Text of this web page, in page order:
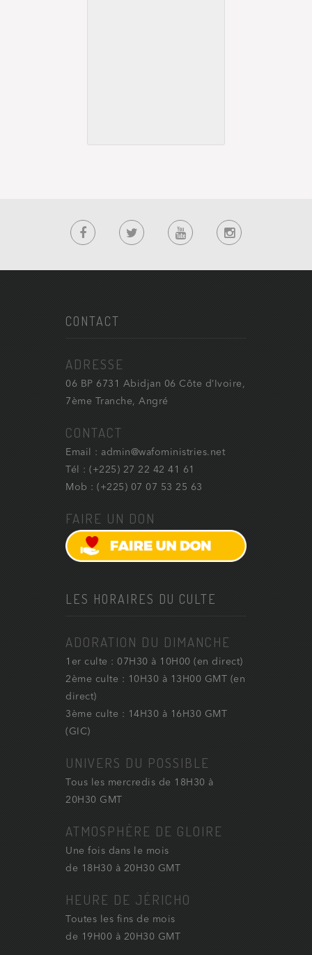
CONTACT
ADRESSE
06 BP 6731 Abidjan 06 Côte d’Ivoire,
7ème Tranche, Angré
CONTACT
Email : admin@wafoministries.net
Tél : (+225) 27 22 42 41 61
Mob : (+225) 07 07 53 25 63
FAIRE UN DON
LES HORAIRES DU CULTE
ADORATION DU DIMANCHE
1er culte : 07H30 à 10H00 (en direct)
2ème culte : 10H30 à 13H00 GMT (en
direct)
3ème culte : 14H30 à 16H30 GMT
(GIC)
UNIVERS DU POSSIBLE
Tous les mercredis de 18H30 à
20H30 GMT
ATMOSPHÈRE DE GLOIRE
Une fois dans le mois
de 18H30 à 20H30 GMT
HEURE DE JÉRICHO
Toutes les fins de mois
de 19H00 à 20H30 GMT